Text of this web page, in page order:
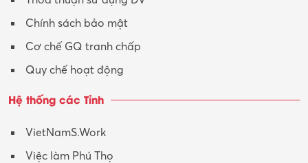
Chính sách bảo mật
Cơ chế GQ tranh chấp
Quy chế hoạt động
Hệ thống các Tỉnh
VietNamS.Work
Việc làm Phú Thọ